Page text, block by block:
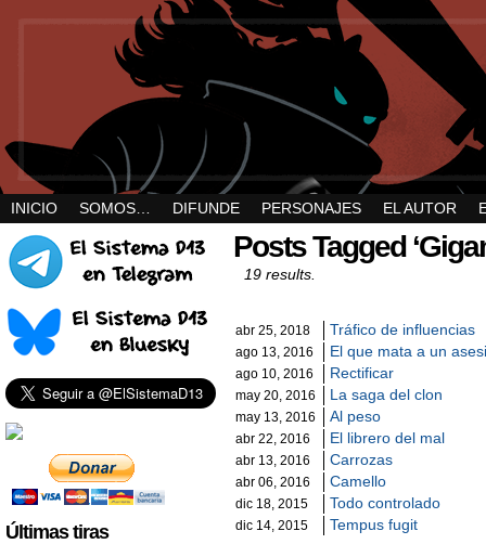
INICIO SOMOS… DIFUNDE PERSONAJES EL AUTOR
Últimas tiras
Posts Tagged
19 results.
abr 25, 2018 Tráfico de influencias
ago 13, 2016 El que mata a un
ago 10, 2016 Rectificar
may 20, 2016 La saga del clon
may 13, 2016 Al peso
abr 22, 2016 El librero del mal
abr 13, 2016 Carrozas
abr 06, 2016 Camello
dic 18, 2015 Todo controlado
dic 14, 2015 Tempus fugit